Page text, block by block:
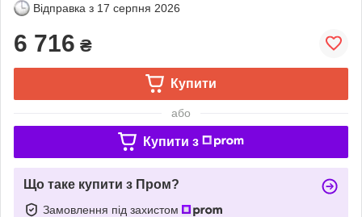
Відправка з 17 серпня 2026
6 716 ₴
Купити
або
Купити з
Що таке купити з Пром?
Замовлення під захистом